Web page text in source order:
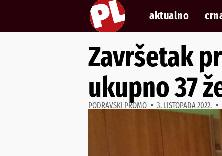
aktualno
Završetak
ukupno 37
PODRAVSKI PROMO 3. LISTOPADA 2022.